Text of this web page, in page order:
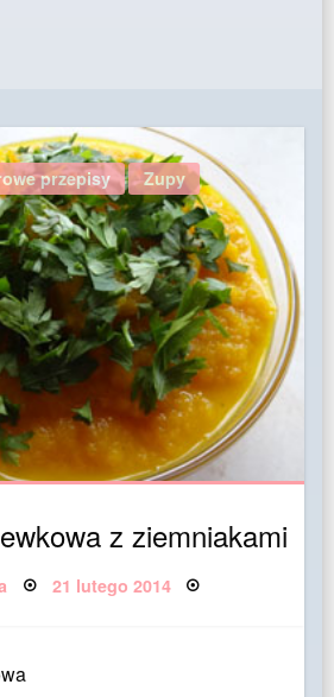
przepisy Zupy
z ziemniakami
Posted
21 lutego 2014